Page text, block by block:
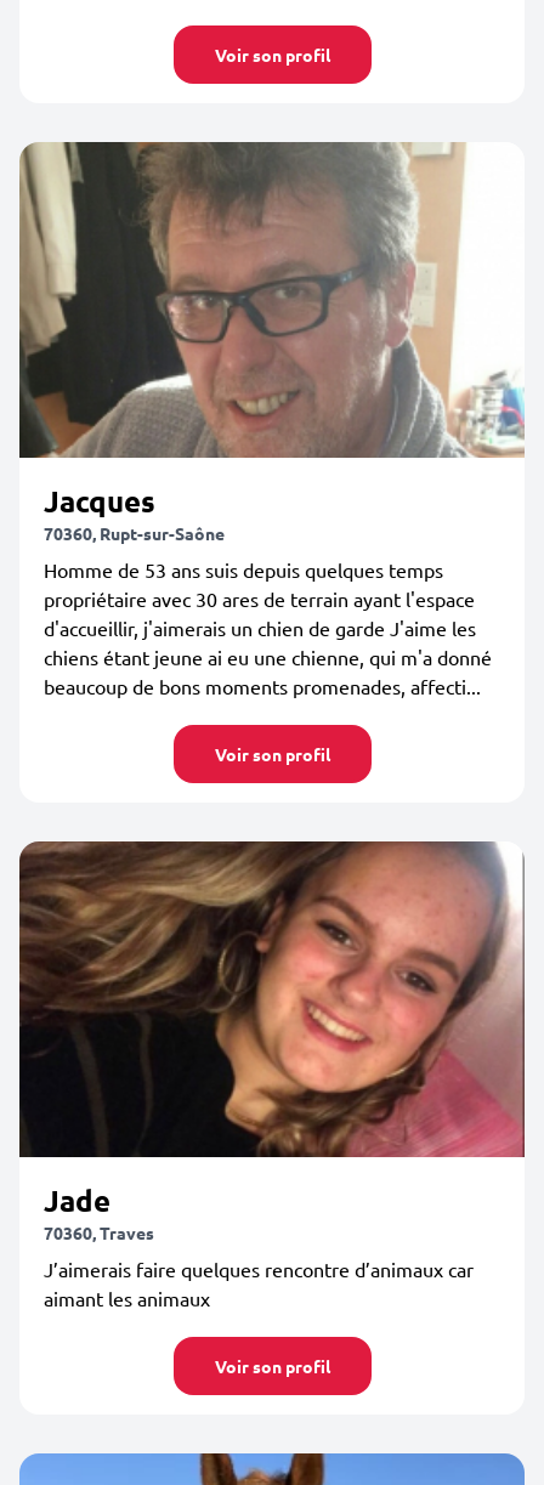
Voir son profil
Jacques
70360, Rupt-sur-Saône
Homme de 53 ans suis depuis quelques temps
propriétaire avec 30 ares de terrain ayant l'espace
d'accueillir, j'aimerais un chien de garde J'aime les
chiens étant jeune ai eu une chienne, qui m'a donné
beaucoup de bons moments promenades, affecti...
Voir son profil
Jade
70360, Traves
J’aimerais faire quelques rencontre d’animaux car
aimant les animaux
Voir son profil